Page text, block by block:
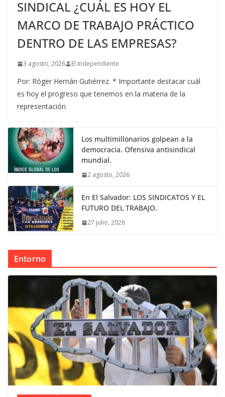
SINDICAL ¿CUÁL ES HOY EL
MARCO DE TRABAJO PRÁCTICO
DENTRO DE LAS EMPRESAS?
3 agosto, 2026 El Independiente
Por: Róger Hernán Gutiérrez. * Importante destacar cuál
es hoy el progreso que tenemos en la materia de la
representación
Los multimillonarios golpean a la
democracia. Ofensiva antisindical
mundial.
2 agosto, 2026
En El Salvador: LOS SINDICATOS Y EL
FUTURO DEL TRABAJO.
27 julio, 2026
Entorno